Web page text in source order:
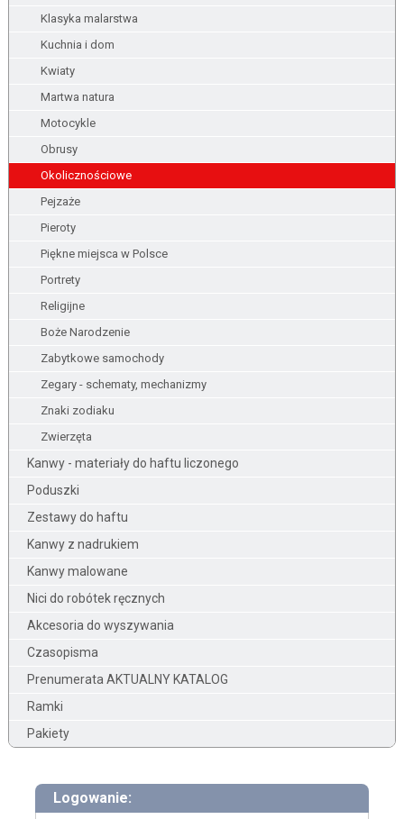
Klasyka malarstwa
Kuchnia i dom
Kwiaty
Martwa natura
Motocykle
Obrusy
Okolicznościowe
Pejzaże
Pieroty
Piękne miejsca w Polsce
Portrety
Religijne
Boże Narodzenie
Zabytkowe samochody
Zegary - schematy, mechanizmy
Znaki zodiaku
Zwierzęta
Kanwy - materiały do haftu liczonego
Poduszki
Zestawy do haftu
Kanwy z nadrukiem
Kanwy malowane
Nici do robótek ręcznych
Akcesoria do wyszywania
Czasopisma
Prenumerata AKTUALNY KATALOG
Ramki
Pakiety
Logowanie: